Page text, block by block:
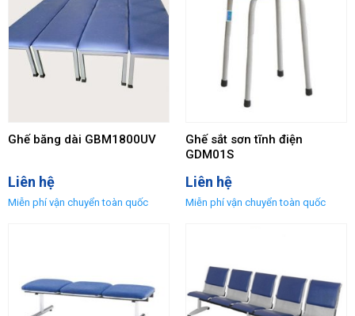
Ghế băng dài GBM1800UV
Liên hệ
Ghế sắt sơn tĩnh điện
GDM01S
Liên hệ